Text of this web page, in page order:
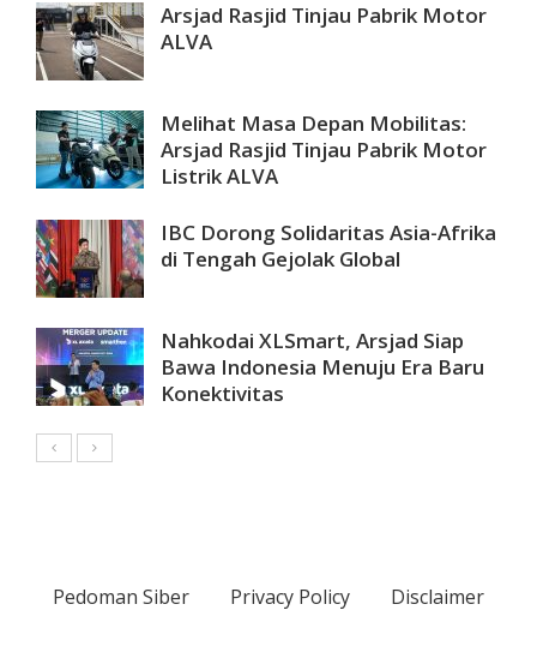
Arsjad Rasjid Tinjau Pabrik Motor
ALVA
Melihat Masa Depan Mobilitas:
Arsjad Rasjid Tinjau Pabrik Motor
Listrik ALVA
IBC Dorong Solidaritas Asia-Afrika
di Tengah Gejolak Global
Nahkodai XLSmart, Arsjad Siap
Bawa Indonesia Menuju Era Baru
Konektivitas
Pedoman Siber Privacy Policy Disclaimer